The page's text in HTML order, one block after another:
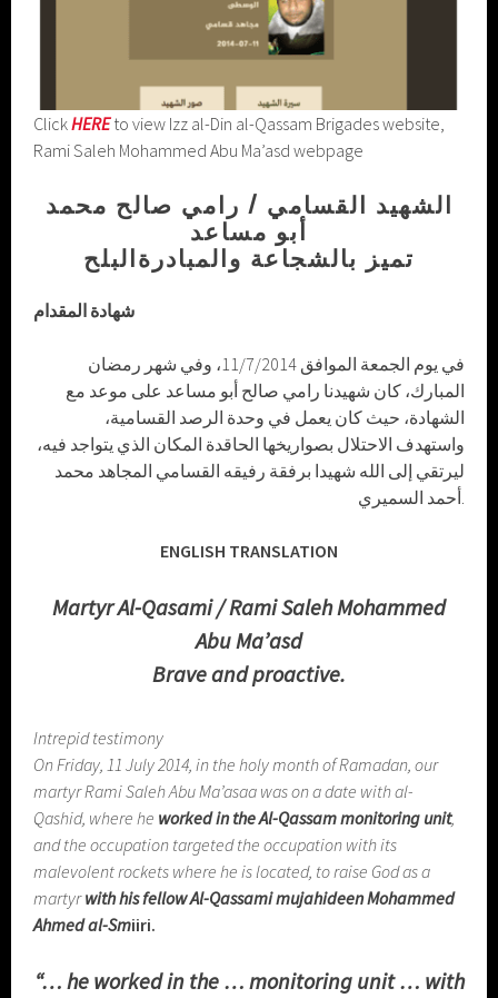
ClickHEREto view Izz al-Din al-Qassam Brigades website,
Rami Saleh Mohammed Abu Ma’asd webpage
الشهيد القسامي / رامي صالح محمد
أبو مساعد
تميز بالشجاعة والمبادرةالبلح
شهادة المقدام
في يوم الجمعة الموافق 11/7/2014، وفي شهر رمضان
المبارك، كان شهيدنا رامي صالح أبو مساعد على موعد مع
الشهادة، حيث كان يعمل في وحدة الرصد القسامية،
واستهدف الاحتلال بصواريخها الحاقدة المكان الذي يتواجد فيه،
ليرتقي إلى الله شهيدا برفقة رفيقه القسامي المجاهد محمد
أحمد السميري.
ENGLISH TRANSLATION
Martyr Al-Qasami / Rami Saleh Mohammed
Abu Ma’asd
Brave and proactive.
Intrepid testimony
On Friday, 11 July 2014, in the holy month of Ramadan, our
martyr Rami Saleh Abu Ma’asaa was on a date with al-
Qashid, where he worked in the Al-Qassam monitoring unit,
and the occupation targeted the occupation with its
malevolent rockets where he is located, to raise God as a
martyrwith his fellow Al-Qassami mujahideen Mohammed
Ahmed al-Smiiri.
“… he worked in the … monitoring unit … with